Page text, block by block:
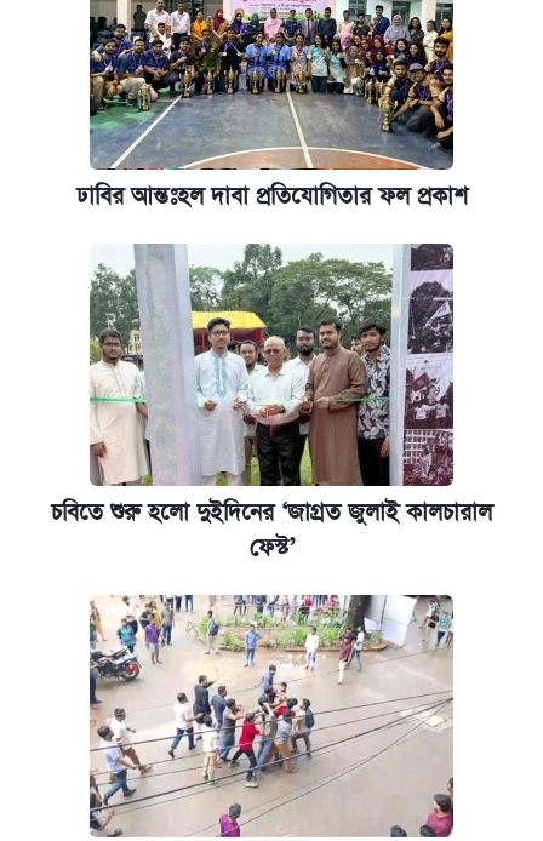
ঢাবির আন্তঃহল দাবা প্রতিযোগিতার ফল প্রকাশ
চবিতে শুরু হলো দুইদিনের ‘জাগ্রত জুলাই কালচারাল
ফেস্ট’